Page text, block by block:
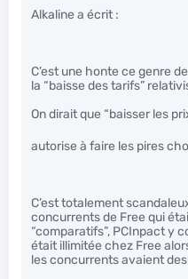
Alkaline a écrit :
C’est une honte ce genre
la “baisse des tarifs”
On dirait que “baisser les
autorise à faire les pires
C’est totalement
concurrents de Free qui
“comparatifs”, PCInpact y
était illimitée chez Free
les concurrents avaient